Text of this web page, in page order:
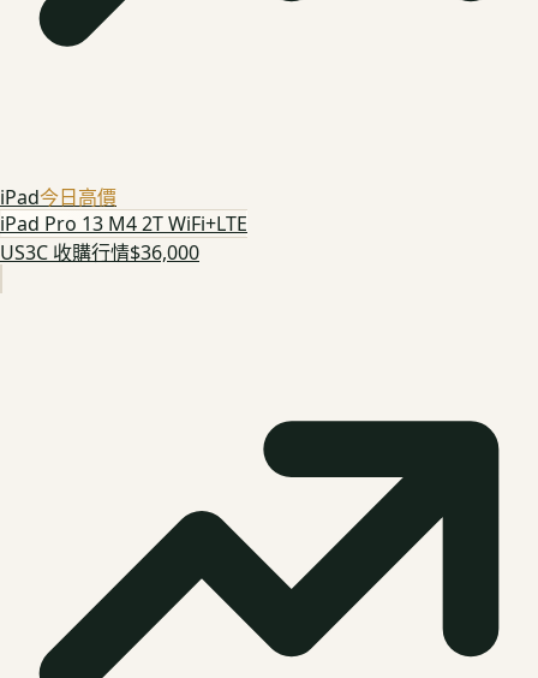
iPad今日高價
iPad Pro 13 M4 2T WiFi+LTE
US3C 收購行情$36,000